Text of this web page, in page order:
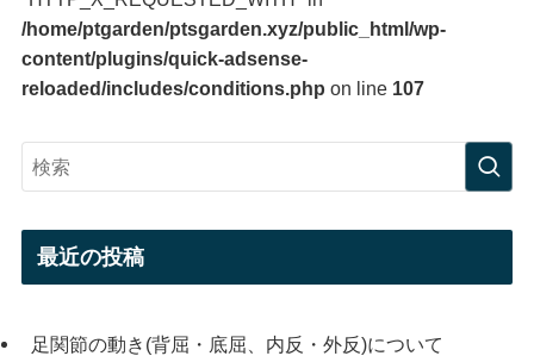
/home/ptgarden/ptsgarden.xyz/public_html/wp-
content/plugins/quick-adsense-
reloaded/includes/conditions.php on line 107
最近の投稿
足関節の動き(背屈・底屈、内反・外反)について